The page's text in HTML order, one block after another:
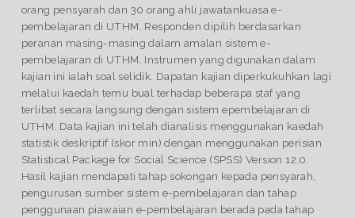
orang pensyarah dan 30 orang ahli jawatankuasa e-
pembelajaran di UTHM. Responden dipilih berdasarkan
peranan masing-masing dalam amalan sistem e-
pembelajaran di UTHM. Instrumen yang digunakan dalam
kajian ini ialah soal selidik. Dapatan kajian diperkukuhkan lagi
melalui kaedah temu bual terhadap beberapa staf yang
terlibat secara langsung dengan sistem epembelajaran di
UTHM. Data kajian ini telah dianalisis menggunakan kaedah
statistik deskriptif (skor min) dengan menggunakan perisian
Statistical Package for Social Science (SPSS) Version 12.0.
Hasil kajian mendapati tahap sokongan kepada pensyarah,
pengurusan sumber sistem e-pembelajaran dan tahap
penggunaan piawaian e-pembelajaran berada pada tahap